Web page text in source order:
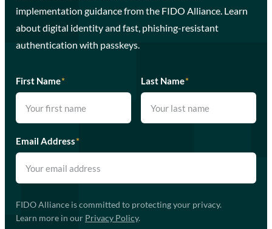
implementation guidance from the FIDO Alliance. Learn
about digital identity and fast, phishing-resistant
authentication with passkeys.
First Name* Last Name*
Email Address*
FIDO Alliance is committed to protecting your privacy.
Learn more in our Privacy Policy.